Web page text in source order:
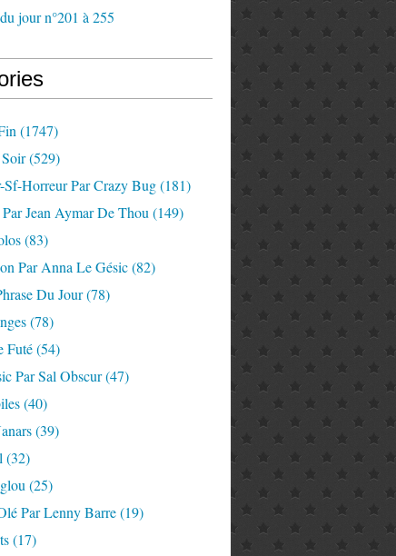
jour n°201 à 255
(1747)
(529)
Sf-Horreur Par Crazy Bug(181)
Jean Aymar De Thou (149)
(83)
Par Anna Le Gésic(82)
Du Jour(78)
(78)
Futé(54)
Par Sal Obscur(47)
(40)
(39)
(32)
(25)
Par Lenny Barre(19)
(17)